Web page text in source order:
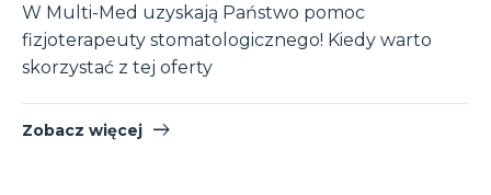
W Multi-Med uzyskają Państwo pomoc
fizjoterapeuty stomatologicznego! Kiedy warto
skorzystać z tej oferty
Zobacz więcej